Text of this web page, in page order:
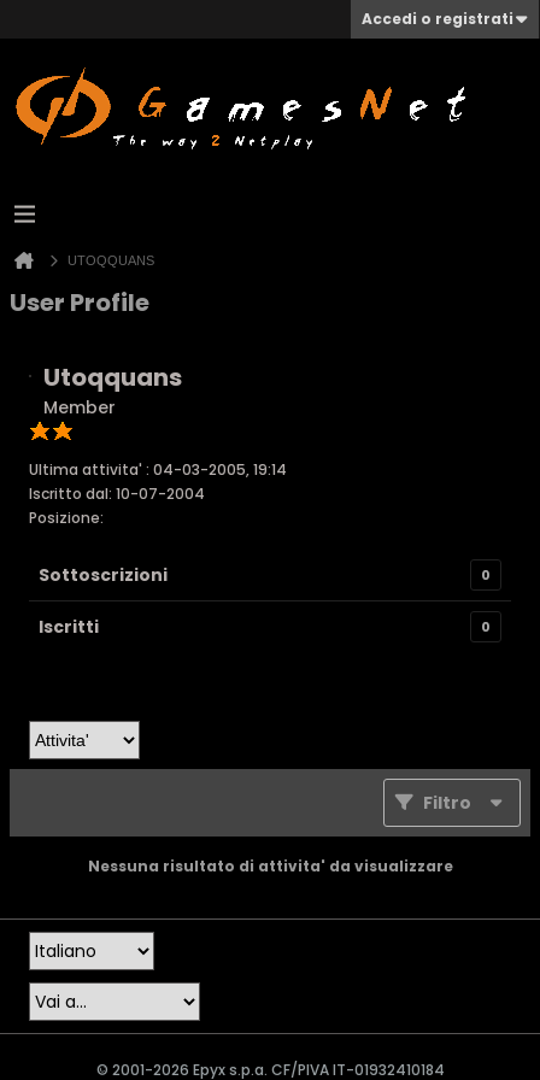
Accedi o registrati
UTOQQUANS
User Profile
Utoqquans
Member
Ultima attivita' : 04-03-2005, 19:14
Iscritto dal: 10-07-2004
Posizione:
Sottoscrizioni 0
Iscritti 0
Filtro
Nessuna risultato di attivita' da visualizzare
© 2001-2026 Epyx s.p.a. CF/PIVA IT-01932410184